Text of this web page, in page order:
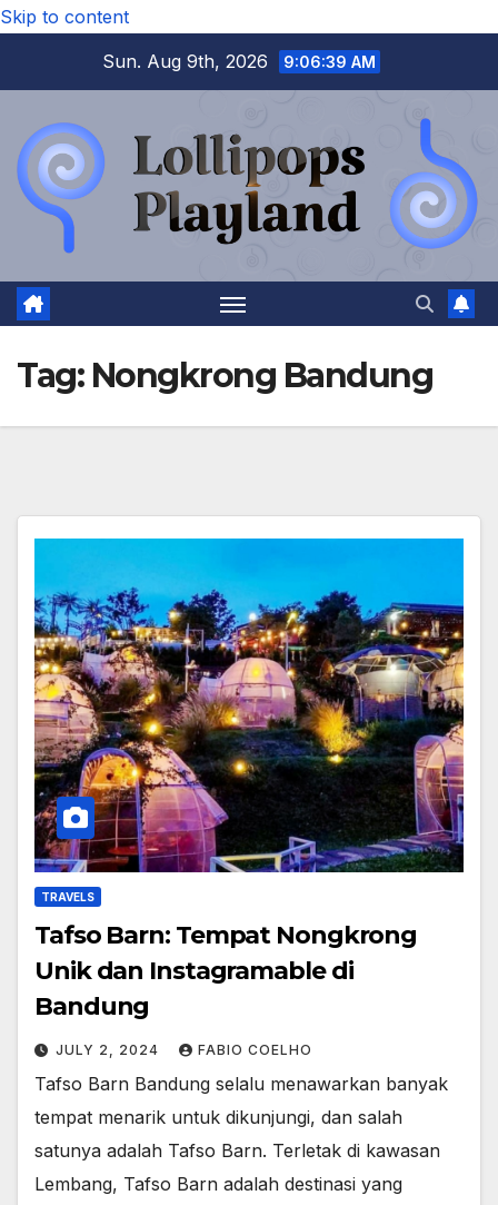
Skip to content
Sun. Aug 9th, 2026
9:06:40 AM
Tag: Nongkrong Bandung
TRAVELS
Tafso Barn: Tempat Nongkrong
Unik dan Instagramable di
Bandung
JULY 2, 2024 FABIO COELHO
Tafso Barn Bandung selalu menawarkan banyak
tempat menarik untuk dikunjungi, dan salah
satunya adalah Tafso Barn. Terletak di kawasan
Lembang, Tafso Barn adalah destinasi yang